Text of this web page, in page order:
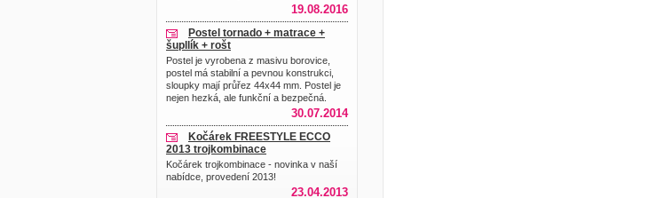
19.08.2016
Postel tornado + matrace +
šupllík + rošt
Postel je vyrobena z masivu borovice,
postel má stabilní a pevnou konstrukci,
sloupky mají průřez 44x44 mm. Postel je
nejen hezká, ale funkční a bezpečná.
30.07.2014
Kočárek FREESTYLE ECCO
2013 trojkombinace
Kočárek trojkombinace - novinka v naší
nabídce, provedení 2013!
23.04.2013